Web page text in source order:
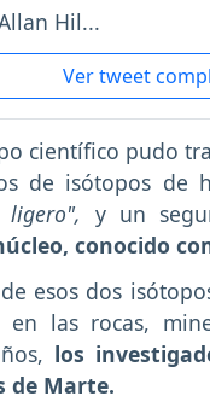
Hil...
Ver tweet
científico pudo
de isótopos
ligero", y un
conocido
esos dos
en las rocas,
los
de Marte.